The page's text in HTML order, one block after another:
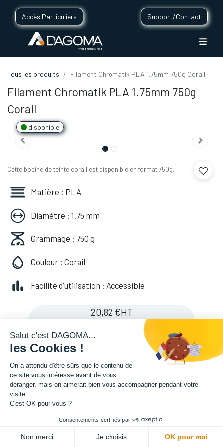
Accès Particuliers Support/Contact
Tous les produits Filament Chromatik PLA 1.75mm 750g Corail
Filament Chromatik PLA 1.75mm 750g
Corail
disponible
Cette bobine de teinte corail est disponible en format 750g.
Matière : PLA
Diamètre : 1.75 mm
Grammage : 750 g
Couleur : Corail
Facilité d'utilisation : Accessible
20,82 €HT
TVA comprise)
Salut c'est DAGOMA...
les Cookies !
On a attendu d'être sûrs que le contenu de
ce site vous intéresse avant de vous
déranger, mais on aimerait bien vous accompagner pendant votre
visite...
C'est OK pour vous ?
Consentements certifiés par
Non merci Je choisis OK pour moi